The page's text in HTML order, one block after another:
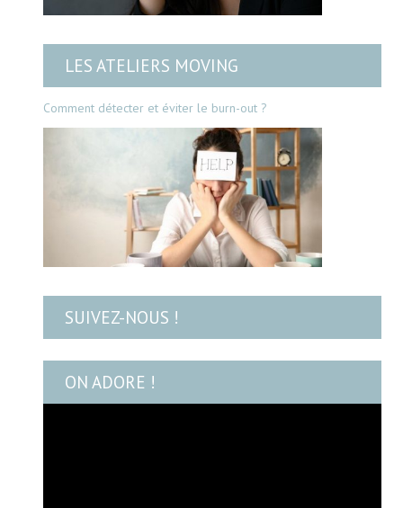
LES ATELIERS MOVING
Comment détecter et éviter le burn-out ?
SUIVEZ-NOUS !
ON ADORE !